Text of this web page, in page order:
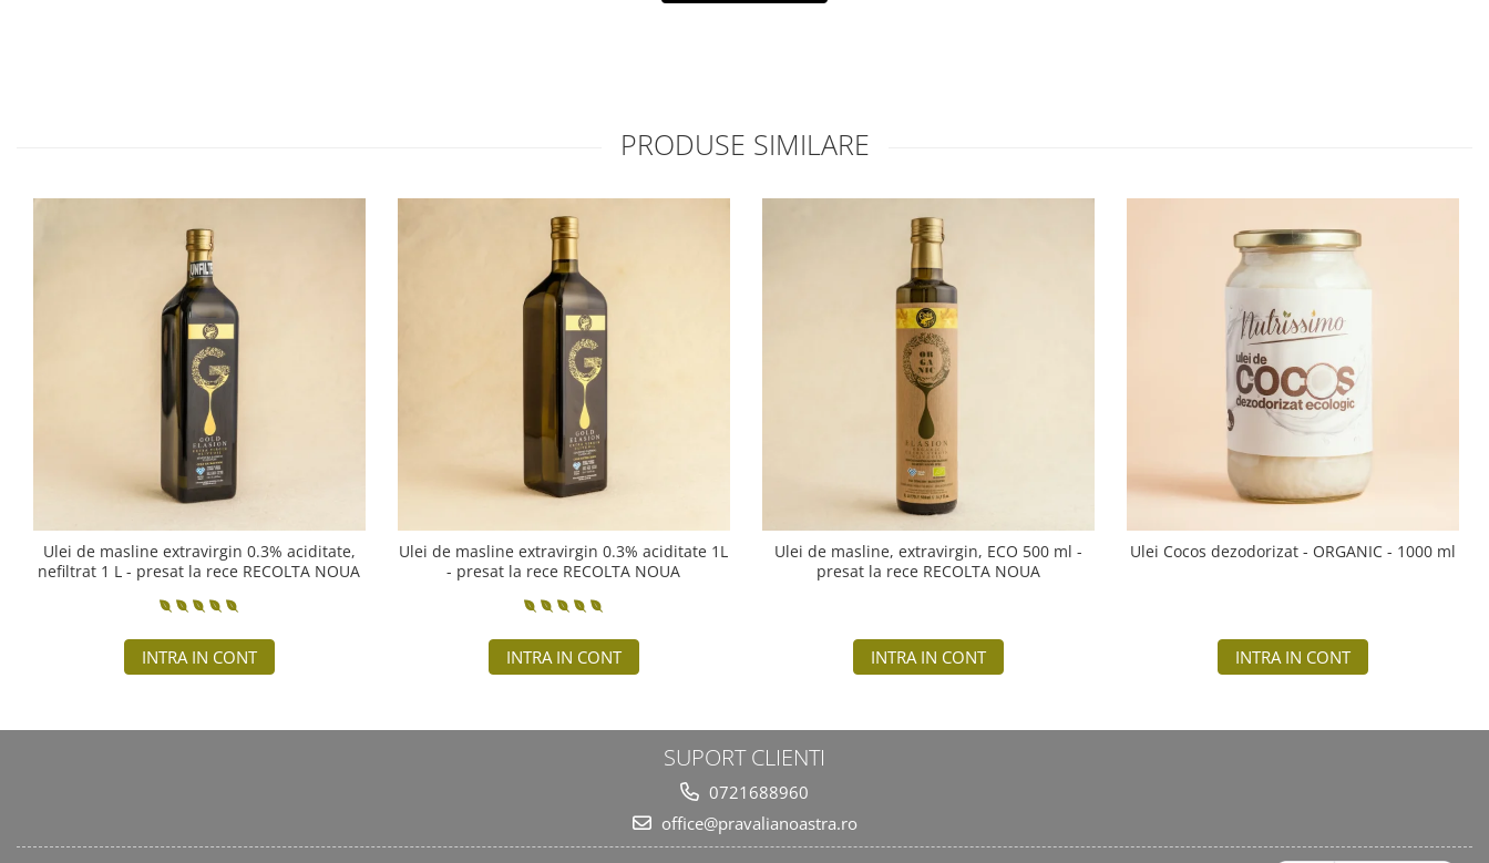
PRODUSE SIMILARE
Ulei de masline extravirgin 0.3% aciditate,
nefiltrat 1 L - presat la rece RECOLTA NOUA
INTRA IN CONT
Ulei de masline extravirgin 0.3% aciditate 1L
- presat la rece RECOLTA NOUA
INTRA IN CONT
Ulei de masline, extravirgin, ECO 500 ml -
presat la rece RECOLTA NOUA
INTRA IN CONT
Ulei Cocos dezodorizat - ORGANIC - 1000 ml
INTRA IN CONT
SUPORT CLIENTI
0721688960
office@pravalianoastra.ro